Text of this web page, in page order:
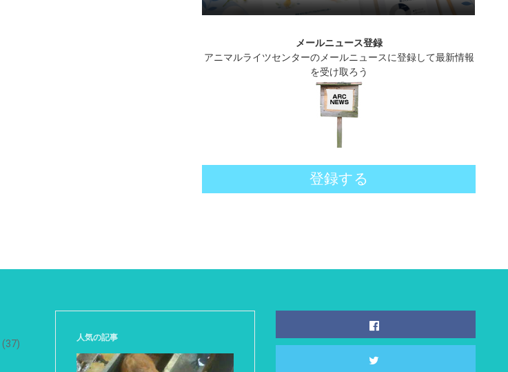
メールニュース登録
アニマルライツセンターのメールニュースに登録して最新情報
を受け取ろう
登録する
(37)
人気の記事